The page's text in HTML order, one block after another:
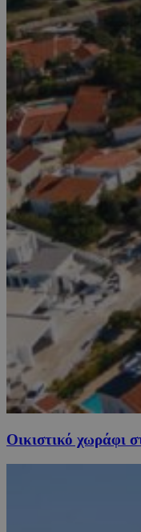
Οικιστικό χωράφι